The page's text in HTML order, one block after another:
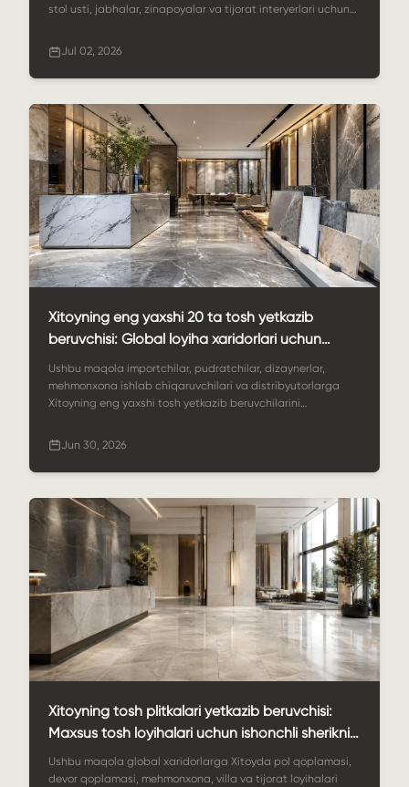
stol usti, jabhalar, zinapoyalar va tijorat interyerlari uchun
yordam beradi. Unda material variantlari, moslashtirish,
sifat nazorati, loyihani qo'llab-quvvatlash va nima uchun
StoneSale me'moriy tosh yetkazib berish bo'yicha kuchli
Jul 02, 2026
Xitoyning eng yaxshi 20 ta tosh yetkazib
beruvchisi: Global loyiha xaridorlari uchun
amaliy qo'llanma
Ushbu maqola importchilar, pudratchilar, dizaynerlar,
mehmonxona ishlab chiqaruvchilari va distribyutorlarga
Xitoyning eng yaxshi tosh yetkazib beruvchilarini
beruvchida nimani izlash kerakligi tushuntiriladi, xaridorlar
ko'rib chiqishi mumkin bo'lgan 20 ta tosh kompaniyasi
ro'yxati keltirilgan va nima uchun StoneSale maxsus tosh
quvvatlash uchun kuchli tanlov ekanligi ko'rsatilgan.
Jun 30, 2026
Xitoyning tosh plitkalari yetkazib beruvchisi:
Maxsus tosh loyihalari uchun ishonchli sherikni
qanday tanlash mumkin
Ushbu maqola global xaridorlarga Xitoyda pol qoplamasi,
devor qoplamasi, mehmonxona, villa va tijorat loyihalari